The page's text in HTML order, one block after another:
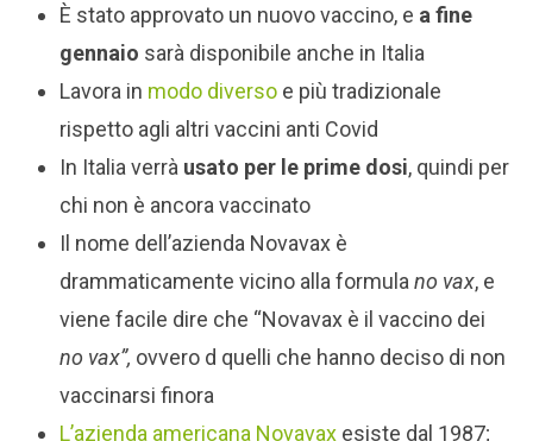
È stato approvato un nuovo vaccino, e a fine
gennaio sarà disponibile anche in Italia
Lavora in modo diverso e più tradizionale
rispetto agli altri vaccini anti Covid
In Italia verrà usato per le prime dosi, quindi per
chi non è ancora vaccinato
Il nome dell’azienda Novavax è
drammaticamente vicino alla formula no vax, e
viene facile dire che “Novavax è il vaccino dei
no vax”, ovvero d quelli che hanno deciso di non
vaccinarsi finora
L’azienda americana Novavax esiste dal 1987;